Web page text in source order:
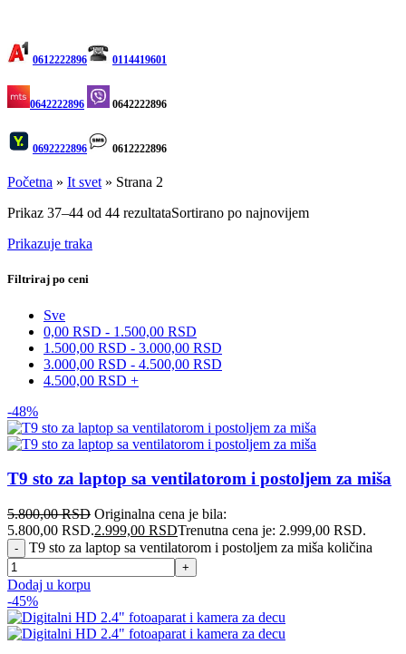
0612222896
0642222896
0692222896
0114419601
0642222896
0612222896
Početna » It svet » Strana 2
Prikaz 37–44 od 44 rezultataSortirano po najnovijem
Prikazuje traka
Filtriraj po ceni
Sve
0,00 RSD - 1.500,00 RSD
1.500,00 RSD - 3.000,00 RSD
3.000,00 RSD - 4.500,00 RSD
4.500,00 RSD +
-48%
T9 sto za laptop sa ventilatorom i postoljem za miša
5.800,00RSD Originalna cena je bila:
5.800,00 RSD.2.999,00 RSDTrenutna cena je: 2.999,00 RSD.
T9 sto za laptop sa ventilatorom i postoljem za miša količina
Dodaj u korpu
-45%